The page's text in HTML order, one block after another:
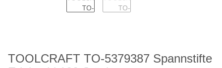
TOOLCRAFT TO-5379387 Spannstifte